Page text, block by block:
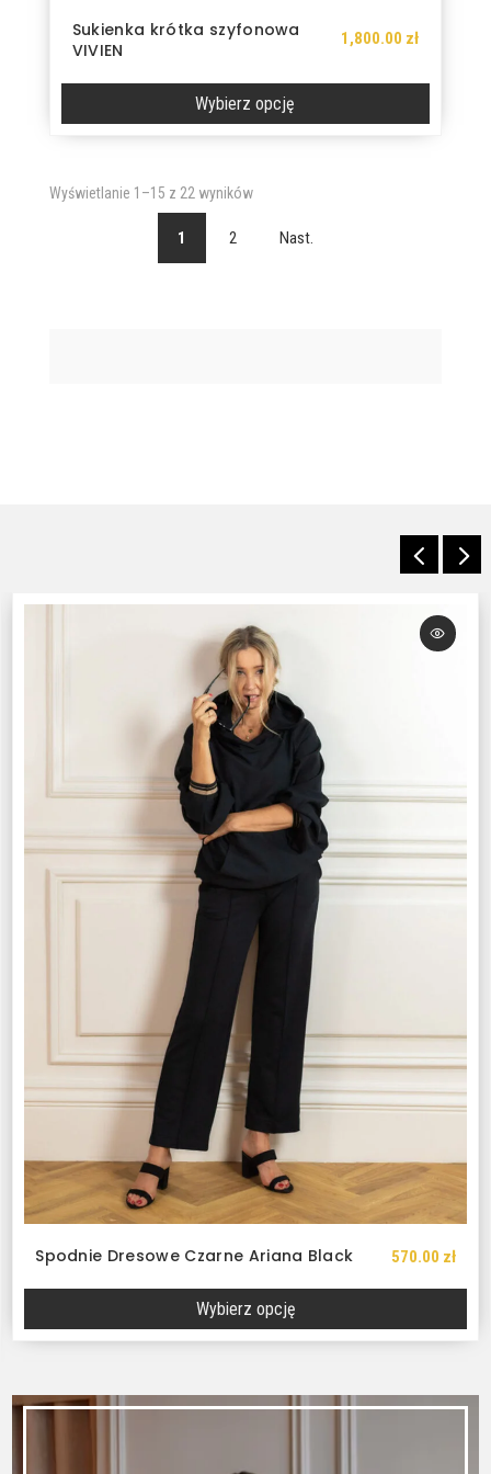
Sukienka krótka szyfonowa
VIVIEN
1,800.00 zł
Wybierz opcję
Ten
ma
Wyświetlanie 1–15 z 22 wynikówPosortowane
najnowszych
1 2 Nast.
Spodnie Dresowe Czarne Ariana Black 570.00 zł
Wybierz opcję
Ten
wiele